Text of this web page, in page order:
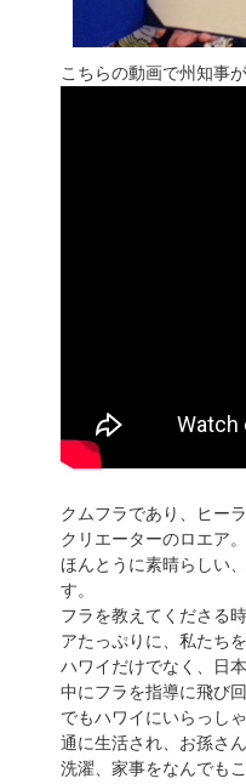
こちらの動画で州知事
クムフラであり、ヒー
クリエーターのロエア。
ほんとうに素晴らしい
す。
フラを教えてくださる
アたっぷりに、私たち
ハワイだけでなく、日
中にフラを指導に飛び
でもハワイにいらっし
通に生活され、お孫さ
洗濯、家事をなんでも